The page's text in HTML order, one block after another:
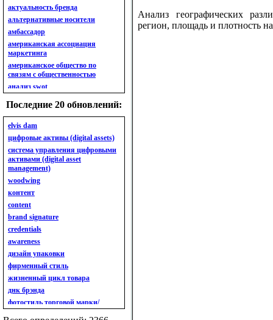
актуальность бренда
альтернативные носители
амбассадор
американская ассоциация
маркетинга
американское общество по
связям с общественностью
анализ swot
анализ бизнес-портфеля
анализ имиджа
анализ кластерный
анализ конкурентов
анализ кросс-культурных
особенностей
анализ мак кинси «7s»
анализ макросистемы
анализ маркетинговый
анализ рынка
анализ ситуационный
анализ экспертный
индивидуальный
анкета
ассортимент
ассортимент товарный.
планирование товарного
ассортимента
ассортимент. глубина
Последние 20 обновлений:
elvis dam
цифровые активы (digital assets)
система управления цифровыми
активами (digital asset
management)
woodwing
контент
content
brand signature
credentials
awareness
дизайн упаковки
фирменный стиль
жизненный цикл товара
днк брэнда
фотостиль торговой марки/
линейки продукции
Анализ географических
регион, площадь и плотность